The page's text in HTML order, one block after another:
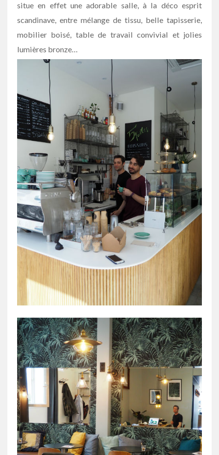
situe en effet une adorable salle, à la déco esprit
scandinave, entre mélange de tissu, belle tapisserie,
mobilier boisé, table de travail convivial et jolies
lumières bronze…